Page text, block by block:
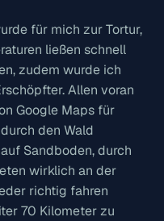
für mich zur Tortur,
ließen schnell
zudem wurde ich
Allen voran
Google Maps für
den Wald
Sandboden, durch
wirklich an der
richtig fahren
70 Kilometer zu